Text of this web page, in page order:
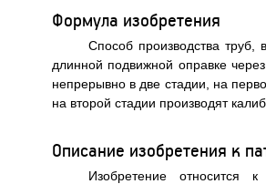
Формула изобретения
Способ производства
длинной подвижной оправке
непрерывно в две стадии, на
на второй стадии производят
Описание изобретения к
Изобретение относится